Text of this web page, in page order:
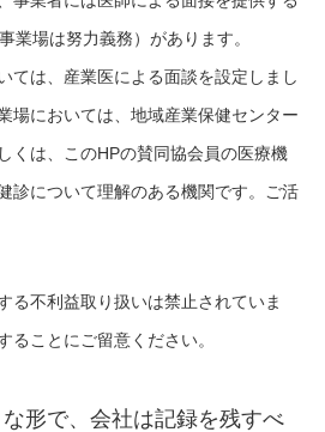
業場は努力義務）があります。
ては、産業医による面談を設定しまし
場においては、地域産業保健センター
くは、このHPの賛同協会員の医療機
診について理解のある機関です。ご活
る不利益取り扱いは禁止されていま
ることにご留意ください。
形で、会社は記録を残すべ